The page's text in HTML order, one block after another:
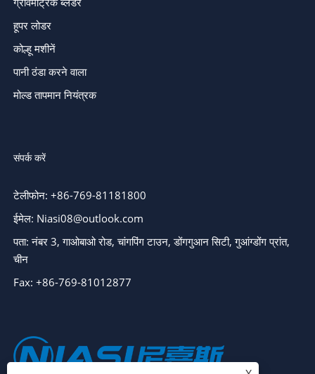
हूपर लोडर
कोल्हू मशीनें
पानी ठंडा करने वाला
मोल्ड तापमान नियंत्रक
संपर्क करें
टेलीफोन: +86-769-81181800
ईमेल: Niasi08@outlook.com
पता: नंबर 3, गाओबाओ रोड, चांगपिंग टाउन, डोंगगुआन सिटी, गुआंग्डोंग प्रांत,
चीन
Fax: +86-769-81012877